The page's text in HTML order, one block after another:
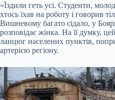
«Їздили геть усі. Студенти,
хтось їхав на роботу і говорив
Вишневому багато сідало, у
розповідає жінка. На її думку,
ланцюг населених пунктів,
артерією регіону.